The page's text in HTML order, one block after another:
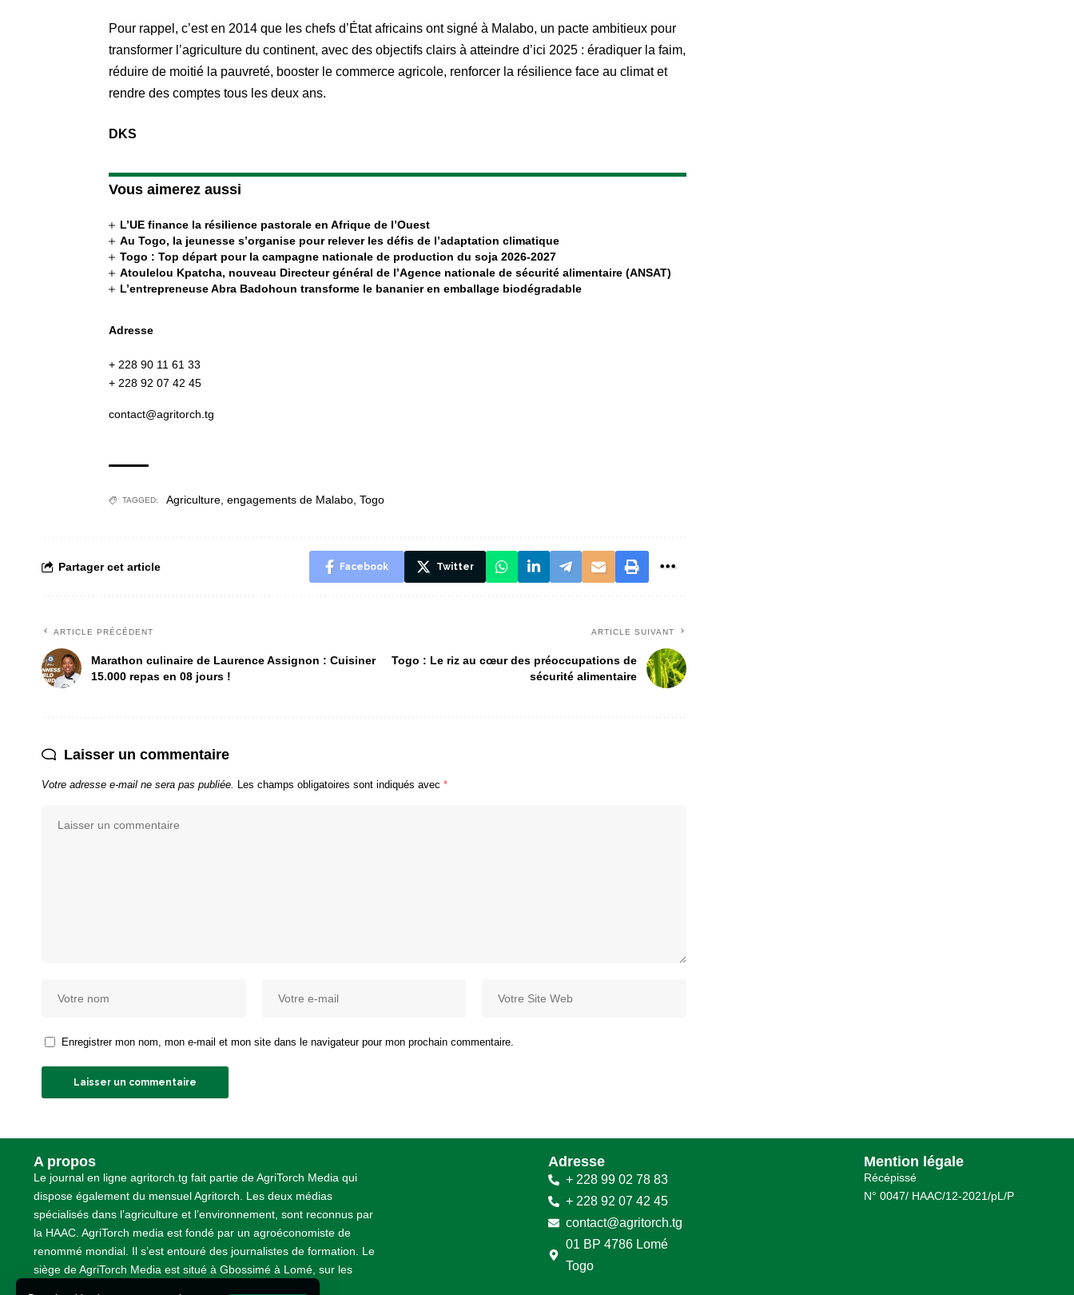
Pour rappel, c’est en 2014 que les chefs d’État africains ont signé à Malabo, un pacte ambitieux pour
transformer l’agriculture du continent, avec des objectifs clairs à atteindre d’ici 2025 : éradiquer la faim,
réduire de moitié la pauvreté, booster le commerce agricole, renforcer la résilience face au climat et
rendre des comptes tous les deux ans.
DKS
Vous aimerez aussi
L’UE finance la résilience pastorale en Afrique de l’Ouest
Au Togo, la jeunesse s’organise pour relever les défis de l’adaptation climatique
Togo : Top départ pour la campagne nationale de production du soja 2026-2027
Atoulelou Kpatcha, nouveau Directeur général de l’Agence nationale de sécurité alimentaire (ANSAT)
L’entrepreneuse Abra Badohoun transforme le bananier en emballage biodégradable
Adresse
+ 228 90 11 61 33
+ 228 92 07 42 45
contact@agritorch.tg
TAGGED: Agriculture engagements de Malabo Togo
Partager cet article Facebook Twitter
ARTICLE PRÉCÉDENT
Marathon culinaire de Laurence Assignon : Cuisiner
15.000 repas en 08 jours !
ARTICLE SUIVANT
Togo : Le riz au cœur des préoccupations de
sécurité alimentaire
Laisser un commentaire
Votre adresse e-mail ne sera pas publiée. Les champs obligatoires sont indiqués avec *
Enregistrer mon nom, mon e-mail et mon site dans le navigateur pour mon prochain commentaire.
A propos
Le journal en ligne agritorch.tg fait partie de AgriTorch Media qui
dispose également du mensuel Agritorch. Les deux médias
spécialisés dans l’agriculture et l’environnement, sont reconnus par
la HAAC. AgriTorch media est fondé par un agroéconomiste de
renommé mondial. Il s’est entouré des journalistes de formation. Le
siège de AgriTorch Media est situé à Gbossimé à Lomé, sur les
Adresse
+ 228 99 02 78 83
+ 228 92 07 42 45
contact@agritorch.tg
01 BP 4786 Lomé
Togo
Mention légale
Récépissé
N° 0047/ HAAC/12-2021/pL/P